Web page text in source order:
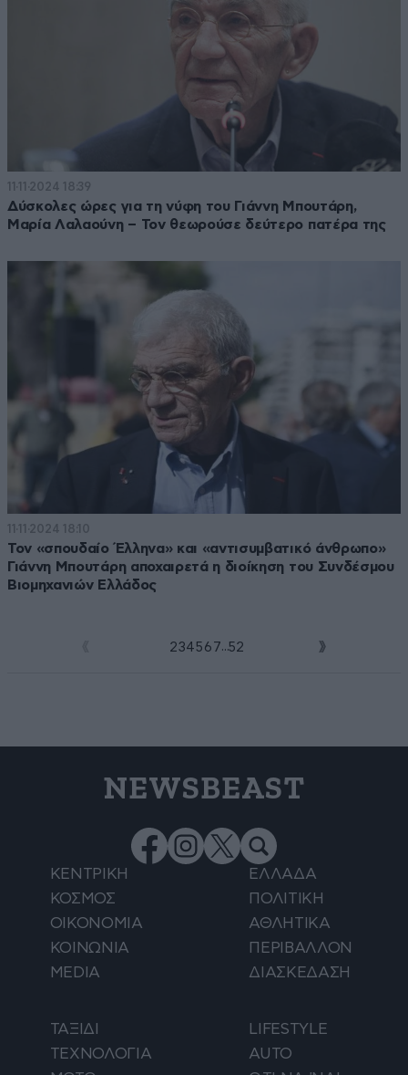
11·11·2024 18:39
Δύσκολες ώρες για τη νύφη του Γιάννη Μπουτάρη,
Μαρία Λαλαούνη – Τον θεωρούσε δεύτερο πατέρα της
11·11·2024 18:10
Τον «σπουδαίο Έλληνα» και «αντισυμβατικό άνθρωπο»
Γιάννη Μπουτάρη αποχαιρετά η διοίκηση του Συνδέσμου
Βιομηχανιών Ελλάδος
234 5 6 7...52
NEWSBEAST
ΚΕΝΤΡΙΚΗ
ΕΛΛΑΔΑ
ΚΟΣΜΟΣ
ΠΟΛΙΤΙΚΗ
ΟΙΚΟΝΟΜΙΑ
ΑΘΛΗΤΙΚΑ
ΚΟΙΝΩΝΙΑ
ΠΕΡΙΒΑΛΛΟΝ
MEDIA
ΔΙΑΣΚΕΔΑΣΗ
ΤΑΞΙΔΙ
LIFESTYLE
ΤΕΧΝΟΛΟΓΙΑ
AUTO